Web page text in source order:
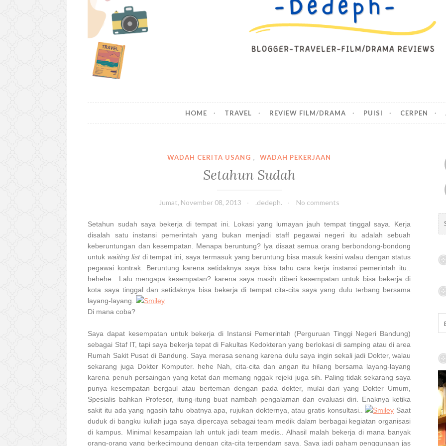
o
HOME TRAVEL REVIEW FILM/DRAMA PUISI CERPEN
WADAH CERITA USANG , WADAH PEKERJAAN
Setahun Sudah
Jumat, November 08, 2013 .dedeph. No comments
Setahun sudah saya bekerja di tempat ini. Lokasi yang lumayan jauh tempat tinggal saya. Kerja
disalah satu instansi pemerintah yang bukan menjadi staff pegawai negeri itu adalah sebuah
keberuntungan dan kesempatan. Menapa beruntung? Iya disaat semua orang berbondong-bondong
untuk waiting listdi tempat ini, saya termasuk yang beruntung bisa masuk kesini walau dengan status
pegawai kontrak. Beruntung karena setidaknya saya bisa tahu cara kerja instansi pemerintah itu..
hehehe.. Lalu mengapa kesempatan? karena saya masih diberi kesempatan untuk bisa bekerja di
kota saya tinggal dan setidaknya bisa bekerja di tempat cita-cita saya yang dulu terbang bersama
layang-layang.
Di mana coba?
Saya dapat kesempatan untuk bekerja di Instansi Pemerintah (Perguruan Tinggi Negeri Bandung)
sebagai Staf IT, tapi saya bekerja tepat di Fakultas Kedokteran yang berlokasi di samping atau di area
Rumah Sakit Pusat di Bandung. Saya merasa senang karena dulu saya ingin sekali jadi Dokter, walau
sekarang juga Dokter Komputer. hehe Nah, cita-cita dan angan itu hilang bersama layang-layang
karena penuh persaingan yang ketat dan memang nggak rejeki juga sih. Paling tidak sekarang saya
punya kesempatan bergaul atau berteman dengan pada dokter, mulai dari yang Dokter Umum,
Spesialis bahkan Profesor, itung-itung buat nambah pengalaman dan evaluasi diri. Enaknya ketika
sakit itu ada yang ngasih tahu obatnya apa, rujukan dokternya, atau gratis konsultasi..
Saat
duduk di bangku kuliah juga saya dipercaya sebagai team medik dalam berbagai kegiatan organisasi
di kampus. Minimal kesampaian lah untuk jadi team medis.. Alhasil malah bekerja di mana banyak
orang-orang yang berkecimpung dengan cita-cita terpendam saya. Saya jadi paham penggunaan jas
c
o